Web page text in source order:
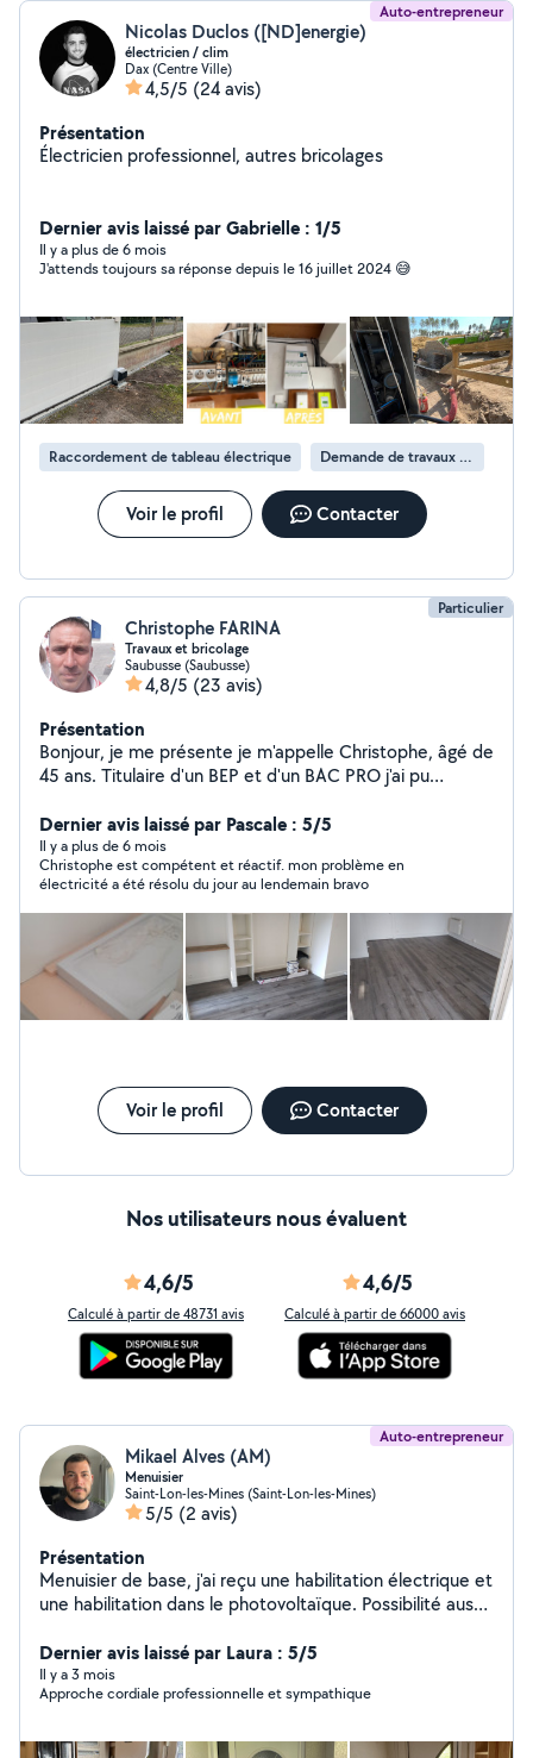
Auto-entrepreneur
Nicolas Duclos ([ND]energie)
électricien / clim
Dax (Centre Ville)
4,5/5 (24 avis)
Présentation
Électricien professionnel, autres bricolages
Dernier avis laissé par Gabrielle : 1/5
Il y a plus de 6 mois
J'attends toujours sa réponse depuis le 16 juillet 2024 😅
Raccordement de tableau électrique Demande de travaux d’électricité
Voir le profil Contacter
Particulier
Christophe FARINA
Travaux et bricolage
Saubusse (Saubusse)
4,8/5 (23 avis)
Présentation
Bonjour, je me présente je m'appelle Christophe, âgé de
45 ans. Titulaire d'un BEP et d'un BAC PRO j'ai pu
15 ans notamment dans l'entretien du bâtiment. Bon
bricoleur je fais part de mes services, je suis également
disponible pour des tontes de pelouses et petits
travaux de jardinage.
Dernier avis laissé par Pascale : 5/5
Il y a plus de 6 mois
Christophe est compétent et réactif. mon problème en
électricité a été résolu du jour au lendemain bravo
Voir le profil Contacter
Nos utilisateurs nous évaluent
4,6/5
Calculé à partir de 48731 avis
4,6/5
Calculé à partir de 66000 avis
Auto-entrepreneur
Mikael Alves (AM)
Menuisier
Saint-Lon-les-Mines (Saint-Lon-les-Mines)
5/5 (2 avis)
Présentation
Menuisier de base, j'ai reçu une habilitation électrique et
une habilitation dans le photovoltaïque. Possibilité aussi
couverture tuiles/bac acier et du petit bricolage au
besoin. Disponible principalement soit en fin de journée
la semaine sinon tout les samedis principalement.
Dernier avis laissé par Laura : 5/5
Il y a 3 mois
Approche cordiale professionnelle et sympathique